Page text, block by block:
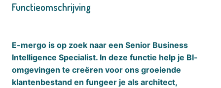
Functieomschrijving
E-mergo is op zoek naar een Senior Business
Intelligence Specialist. In deze functie help je BI-
omgevingen te creëren voor ons groeiende
klantenbestand en fungeer je als architect,